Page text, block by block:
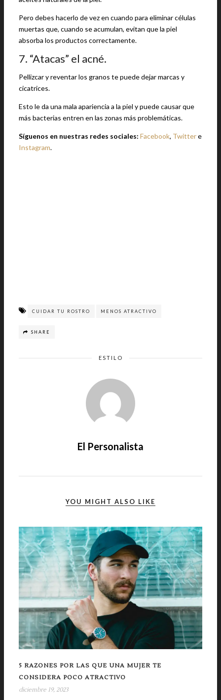
Pero debes hacerlo de vez en cuando para eliminar células
muertas que, cuando se acumulan, evitan que la piel
absorba los productos correctamente.
7. “Atacas” el acné.
Pellizcar y reventar los granos te puede dejar marcas y
cicatrices.
Esto le da una mala apariencia a la piel y puede causar que
más bacterias entren en las zonas más problemáticas.
Síguenos en nuestras redes sociales: Facebook, Twittere
Instagram.
CUIDAR TU ROSTRO MENOS ATRACTIVO
SHARE
ESTILO
El Personalista
YOU MIGHT ALSO LIKE
5 RAZONES POR LAS QUE UNA MUJER TE
CONSIDERA POCO ATRACTIVO
diciembre 19, 2023